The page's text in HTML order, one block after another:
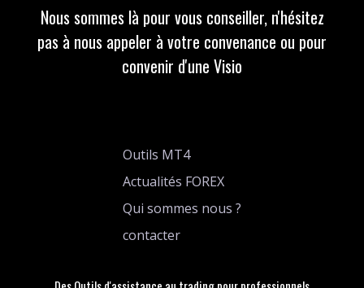
Nous sommes là pour vous conseiller, n'hésitez
pas à nous appeler à votre convenance ou pour
convenir d'une Visio
Outils MT4
Actualités FOREX
Qui sommes nous ?
contacter